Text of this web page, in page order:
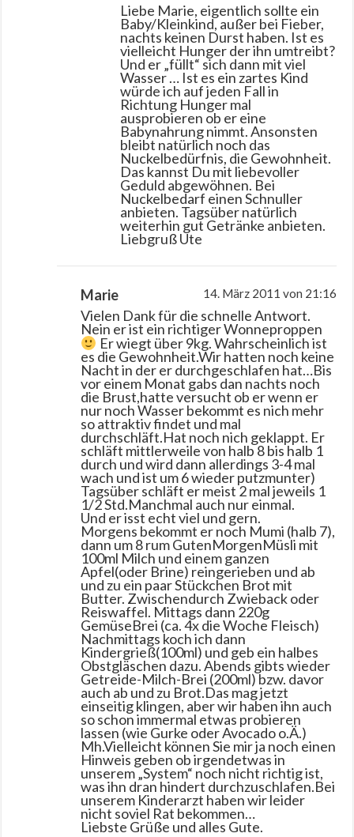
Liebe Marie, eigentlich sollte ein
Baby/Kleinkind, außer bei Fieber,
nachts keinen Durst haben. Ist es
vielleicht Hunger der ihn umtreibt?
Und er „füllt“ sich dann mit viel
Wasser … Ist es ein zartes Kind
würde ich auf jeden Fall in
Richtung Hunger mal
ausprobieren ob er eine
Babynahrung nimmt. Ansonsten
bleibt natürlich noch das
Nuckelbedürfnis, die Gewohnheit.
Das kannst Du mit liebevoller
Geduld abgewöhnen. Bei
Nuckelbedarf einen Schnuller
anbieten. Tagsüber natürlich
weiterhin gut Getränke anbieten.
Liebgruß Ute
Marie 14. März 2011 von 21:16
Vielen Dank für die schnelle Antwort.
Nein er ist ein richtiger Wonneproppen
Er wiegt über 9kg. Wahrscheinlich ist
es die Gewohnheit.Wir hatten noch keine
Nacht in der er durchgeschlafen hat…Bis
vor einem Monat gabs dan nachts noch
die Brust,hatte versucht ob er wenn er
nur noch Wasser bekommt es nich mehr
so attraktiv findet und mal
durchschläft.Hat noch nich geklappt. Er
schläft mittlerweile von halb 8 bis halb 1
durch und wird dann allerdings 3-4 mal
wach und ist um 6 wieder putzmunter)
Tagsüber schläft er meist 2 mal jeweils 1
1/2 Std.Manchmal auch nur einmal.
Und er isst echt viel und gern.
Morgens bekommt er noch Mumi (halb 7),
dann um 8 rum GutenMorgenMüsli mit
100ml Milch und einem ganzen
Apfel(oder Brine) reingerieben und ab
und zu ein paar Stückchen Brot mit
Butter. Zwischendurch Zwieback oder
Reiswaffel. Mittags dann 220g
GemüseBrei (ca. 4x die Woche Fleisch)
Nachmittags koch ich dann
Kindergrieß(100ml) und geb ein halbes
Obstgläschen dazu. Abends gibts wieder
Getreide-Milch-Brei (200ml) bzw. davor
auch ab und zu Brot.Das mag jetzt
einseitig klingen, aber wir haben ihn auch
so schon immermal etwas probieren
lassen (wie Gurke oder Avocado o.Ä.)
Mh.Vielleicht können Sie mir ja noch einen
Hinweis geben ob irgendetwas in
unserem „System“ noch nicht richtig ist,
was ihn dran hindert durchzuschlafen.Bei
unserem Kinderarzt haben wir leider
nicht soviel Rat bekommen…
Liebste Grüße und alles Gute.